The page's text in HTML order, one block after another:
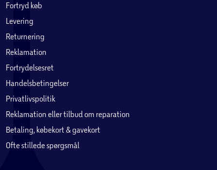
Fortryd køb
Levering
Returnering
Reklamation
Fortrydelsesret
Handelsbetingelser
Privatlivspolitik
Reklamation eller tilbud om reparation
Betaling, købekort & gavekort
Ofte stillede spørgsmål